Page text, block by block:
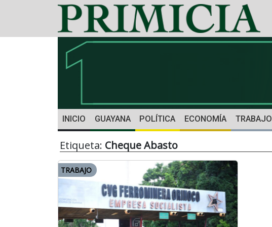
INICIO GUAYANA POLÍTICA ECONOMÍA TRABAJO
Etiqueta: Cheque Abasto
TRABAJO